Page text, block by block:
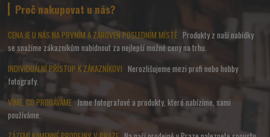
Proč nakupovat u nás?
CENA JE U NÁS NA PRVNÍM A ZÁROVEŇ POSLEDNÍM MÍSTĚ Produkty z naší nabídky
se snažíme zákazníkům nabídnout za nejlepší možné ceny na trhu.
INDIVIDUÁLNÍ PŘÍSTUP K ZÁKAZNÍKOVINerozlišujeme mezi profi nebo hobby
fotografy.
VÍME, CO PRODÁVÁMEJsme fotografové a produkty, které nabízíme, sami
používáme.